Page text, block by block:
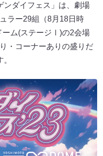
ンダイフェス」は、劇場
ラー29組（8月18日時
ーム(ステージⅠ)の2会場
・コーナーありの盛りだ